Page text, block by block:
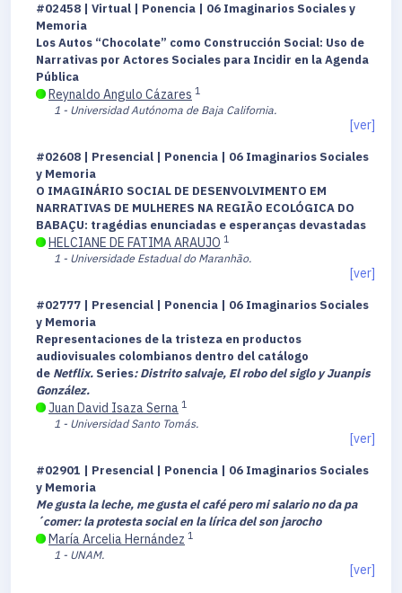
#02458 | Virtual | Ponencia | 06 Imaginarios Sociales y
Memoria
Los Autos “Chocolate” como Construcción Social: Uso de
Narrativas por Actores Sociales para Incidir en la Agenda
Pública
Reynaldo Angulo Cázares 1
1 - Universidad Autónoma de Baja California.
[ver]
#02608 | Presencial | Ponencia | 06 Imaginarios Sociales
y Memoria
O IMAGINÁRIO SOCIAL DE DESENVOLVIMENTO EM
NARRATIVAS DE MULHERES NA REGIÃO ECOLÓGICA DO
BABAÇU: tragédias enunciadas e esperanças devastadas
HELCIANE DE FATIMA ARAUJO 1
1 - Universidade Estadual do Maranhão.
[ver]
#02777 | Presencial | Ponencia | 06 Imaginarios Sociales
y Memoria
Representaciones de la tristeza en productos
audiovisuales colombianos dentro del catálogo
de Netflix. Series: Distrito salvaje, El robo del siglo y Juanpis
González.
Juan David Isaza Serna 1
1 - Universidad Santo Tomás.
[ver]
#02901 | Presencial | Ponencia | 06 Imaginarios Sociales
y Memoria
Me gusta la leche, me gusta el café pero mi salario no da pa
´comer: la protesta social en la lírica del son jarocho
María Arcelia Hernández 1
1 - UNAM.
[ver]